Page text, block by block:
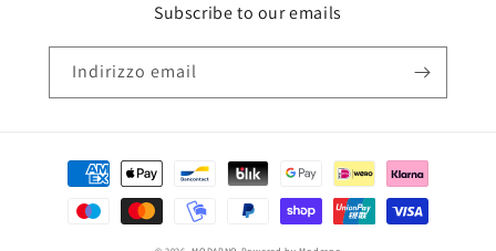
Subscribe to our emails
Indirizzo email
Metodi
pagamento